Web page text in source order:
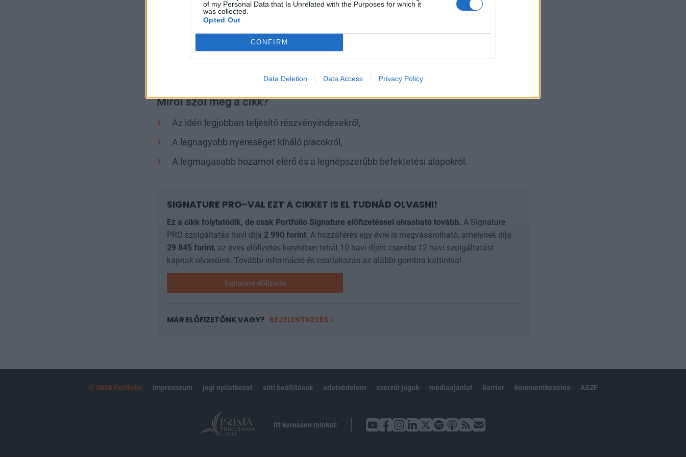
of my Personal Data that Is Unrelated with the Purposes for which it
was collected.
Opted Out
CONFIRM
Data Deletion Data Access Privacy Policy
A világ részvényindexeinek listáját továbbra is az argentin Merval index vezeti, a teljes
képhez azonban hozzátartozik, hogya 114,2%-os inflációhoz képest reálértéken még a
110,9%-os növekedés is kis visszaesést jelent.
Mol jó teljesítményével magyarázható.
Miről szól még a cikk?
Az idén legjobban teljesítő részvényindexekről,
A legnagyobb nyereséget kínáló piacokról,
A legmagasabb hozamot elérő és a legnépszerűbb befektetési alapokról.
SIGNATURE PRO-VAL EZT A CIKKET IS EL TUDNÁD OLVASNI!
Ez a cikk folytatódik, de csak Portfolio Signature előfizetéssel olvasható tovább. A Signature
PRO szolgáltatás havi díja 2 990 forint. A hozzáférés egy évre is megvásárolható, amelynek díja
29 845 forint, az éves előfizetés keretében tehát 10 havi díjért cserébe 12 havi szolgáltatást
kapnak olvasóink. További információ és csatlakozás az alábbi gombra kattintva!
Signature előfizetés
MÁR ELŐFIZETŐNK VAGY? BEJELENTKEZÉS
© 2026 Portfolio impresszum jogi nyilatkozat süti beállítások adatvédelem szerzői jogok médiaajánlat karrier kommentkezelés ÁSZF
Itt keressen minket: